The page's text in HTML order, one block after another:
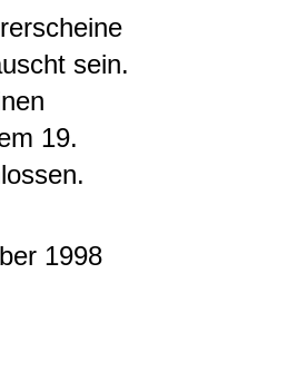
sein.
19.
1998